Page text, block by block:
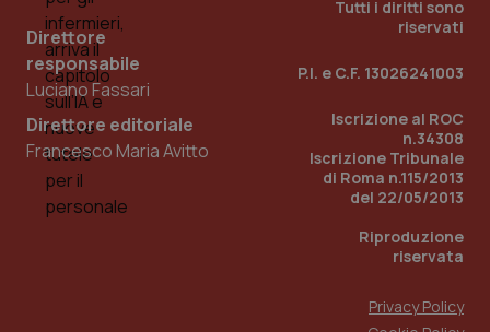
Direttore
responsabile
Luciano Fassari
Direttore editoriale
Francesco Maria Avitto
Tutti i diritti sono
riservati
P.I. e C.F. 13026241003
Iscrizione al ROC
n.34308
Iscrizione Tribunale
di Roma n.115/2013
del 22/05/2013
Riproduzione
riservata
Privacy Policy
2
.quotidianosanita.it
mese